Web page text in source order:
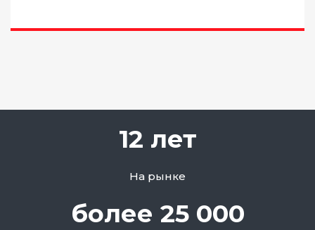
12 лет
На рынке
более 25 000